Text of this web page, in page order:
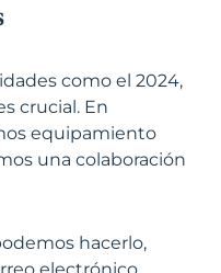
como el 2024,
crucial. En
equipamiento
una colaboración
hacerlo,